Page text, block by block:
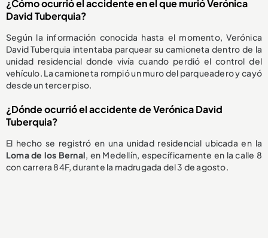
¿Cómo ocurrió el accidente en el que murió Verónica
David Tuberquia?
Según la información conocida hasta el momento, Verónica
David Tuberquia intentaba parquear su camioneta dentro de la
unidad residencial donde vivía cuando perdió el control del
vehículo. La camioneta rompió un muro del parqueadero y cayó
desde un tercer piso.
¿Dónde ocurrió el accidente de Verónica David
Tuberquia?
El hecho se registró en una unidad residencial ubicada en la
Loma de los Bernal, en Medellín, específicamente en la calle 8
con carrera 84F, durante la madrugada del 3 de agosto.